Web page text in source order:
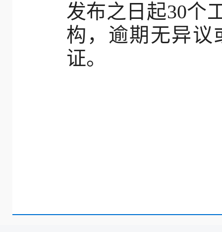
发布之日起30个
构，逾期无异议
证。